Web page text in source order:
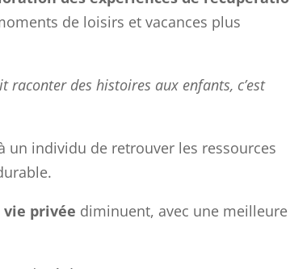
de loisirs et vacances plus
des histoires aux enfants, c’est
un individu de retrouver les ressources
privée diminuent, avec une meilleure